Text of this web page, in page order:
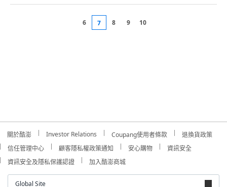
6 7 8 9 10
關於酷澎 Investor Relations Coupang使用者條款
退換貨政策
信任管理中心
顧客隱私權政策通知 安心購物
資訊安全
資訊安全及隱私保護認證
加入酷澎商城
Global Site